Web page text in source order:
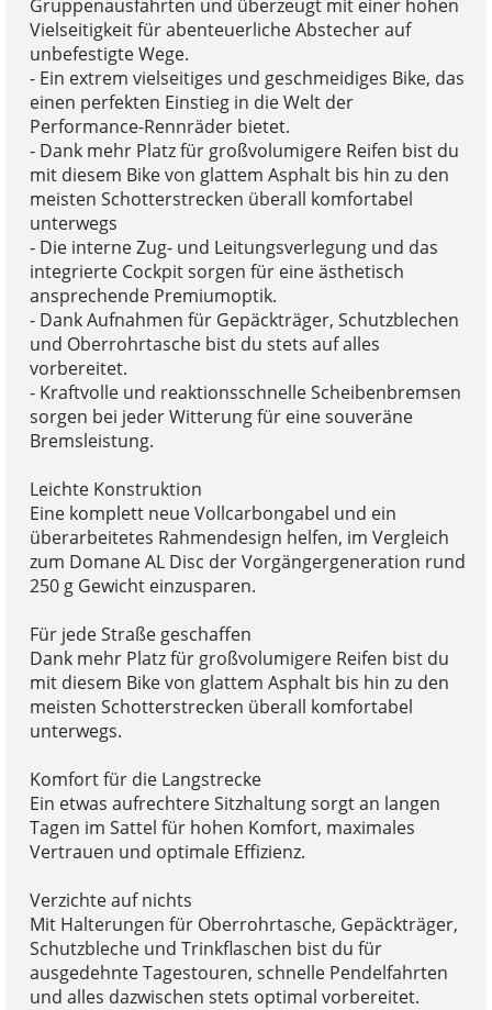
Gruppenausfahrten und überzeugt mit einer hohen
Vielseitigkeit für abenteuerliche Abstecher auf
unbefestigte Wege.
- Ein extrem vielseitiges und geschmeidiges Bike, das
einen perfekten Einstieg in die Welt der
Performance-Rennräder bietet.
- Dank mehr Platz für großvolumigere Reifen bist du
mit diesem Bike von glattem Asphalt bis hin zu den
meisten Schotterstrecken überall komfortabel
unterwegs
- Die interne Zug- und Leitungsverlegung und das
integrierte Cockpit sorgen für eine ästhetisch
ansprechende Premiumoptik.
- Dank Aufnahmen für Gepäckträger, Schutzblechen
und Oberrohrtasche bist du stets auf alles
vorbereitet.
- Kraftvolle und reaktionsschnelle Scheibenbremsen
sorgen bei jeder Witterung für eine souveräne
Bremsleistung.
Leichte Konstruktion
Eine komplett neue Vollcarbongabel und ein
überarbeitetes Rahmendesign helfen, im Vergleich
zum Domane AL Disc der Vorgängergeneration rund
250 g Gewicht einzusparen.
Für jede Straße geschaffen
Dank mehr Platz für großvolumigere Reifen bist du
mit diesem Bike von glattem Asphalt bis hin zu den
meisten Schotterstrecken überall komfortabel
unterwegs.
Komfort für die Langstrecke
Ein etwas aufrechtere Sitzhaltung sorgt an langen
Tagen im Sattel für hohen Komfort, maximales
Vertrauen und optimale Effizienz.
Verzichte auf nichts
Mit Halterungen für Oberrohrtasche, Gepäckträger,
Schutzbleche und Trinkflaschen bist du für
ausgedehnte Tagestouren, schnelle Pendelfahrten
und alles dazwischen stets optimal vorbereitet.